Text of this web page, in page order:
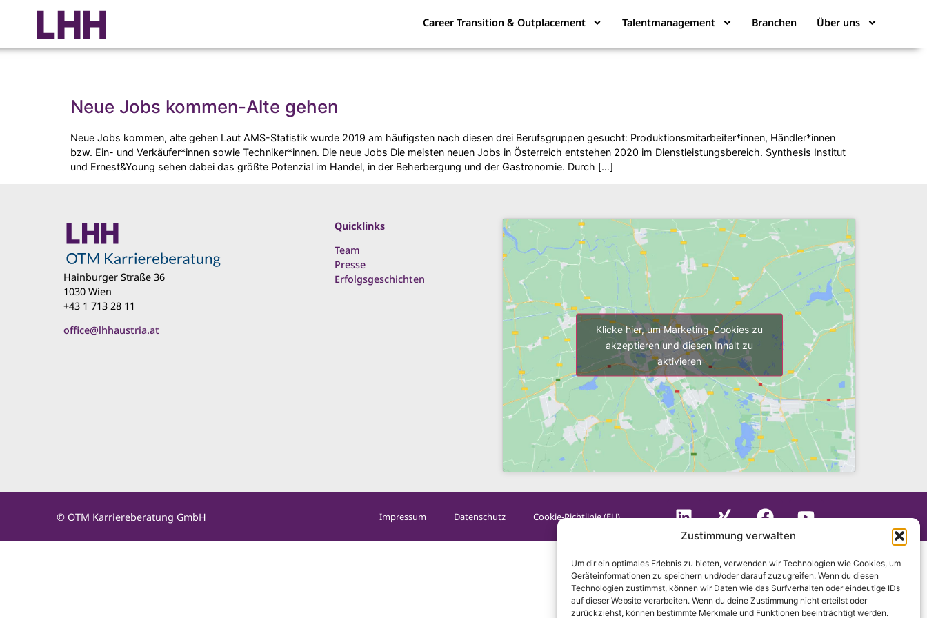
Zustimmung verwalten
Um dir ein optimales Erlebnis zu bieten, verwenden wir Technologien wie Cookies, um
Geräteinformationen zu speichern und/oder darauf zuzugreifen. Wenn du diesen
Technologien zustimmst, können wir Daten wie das Surfverhalten oder eindeutige IDs
auf dieser Website verarbeiten. Wenn du deine Zustimmung nicht erteilst oder
zurückziehst, können bestimmte Merkmale und Funktionen beeinträchtigt werden.
Career Transition & Outplacement Talentmanagement Branchen Über uns
Neue Jobs kommen-Alte gehen
Neue Jobs kommen, alte gehen Laut AMS-Statistik wurde 2019 am häufigsten nach diesen drei Berufsgruppen gesucht: Produktionsmitarbeiter*innen, Händler*innen
bzw. Ein- und Verkäufer*innen sowie Techniker*innen. Die neue Jobs Die meisten neuen Jobs in Österreich entstehen 2020 im Dienstleistungsbereich. Synthesis Institut
und Ernest&Young sehen dabei das größte Potenzial im Handel, in der Beherbergung und der Gastronomie. Durch […]
Hainburger Straße 36
1030 Wien
+43 1 713 28 11
office@lhhaustria.at
Quicklinks
Team
Presse
Erfolgsgeschichten
Klicke hier, um Marketing-Cookies zu
akzeptieren und diesen Inhalt zu
aktivieren
© OTM Karriereberatung GmbH Impressum Datenschutz Cookie-Richtlinie (EU)